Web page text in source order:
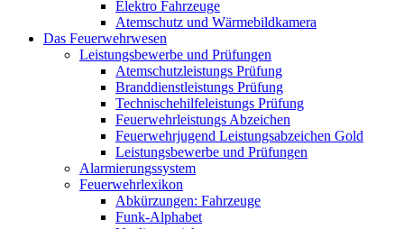
Elektro Fahrzeuge
Atemschutz und Wärmebildkamera
Das Feuerwehrwesen
Leistungsbewerbe und Prüfungen
Atemschutzleistungs Prüfung
Branddienstleistungs Prüfung
Technischehilfeleistungs Prüfung
Feuerwehrleistungs Abzeichen
Feuerwehrjugend Leistungsabzeichen Gold
Leistungsbewerbe und Prüfungen
Alarmierungssystem
Feuerwehrlexikon
Abkürzungen: Fahrzeuge
Funk-Alphabet